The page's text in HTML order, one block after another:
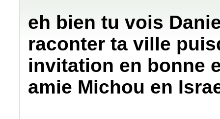
eh bien tu vois
raconter ta ville
invitation en bonne
amie Michou en